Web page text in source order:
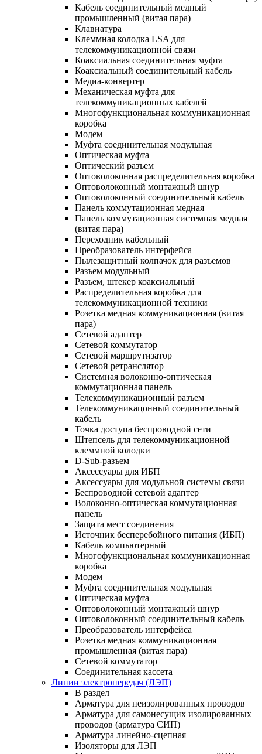
Кабель соединительный медный
промышленный (витая пара)
Клавиатура
Клеммная колодка LSA для
телекоммуникационной связи
Коаксиальная соединительная муфта
Коаксиальный соединительный кабель
Медиа-конвертер
Механическая муфта для
телекоммуникационных кабелей
Многофункциональная коммуникационная
коробка
Модем
Муфта соединительная модульная
Оптическая муфта
Оптический разъем
Оптоволоконная распределительная коробка
Оптоволоконный монтажный шнур
Оптоволоконный соединительный кабель
Панель коммутационная медная
Панель коммутационная системная медная
(витая пара)
Переходник кабельный
Преобразователь интерфейса
Пылезащитный колпачок для разъемов
Разъем модульный
Разъем, штекер коаксиальный
Распределительная коробка для
телекоммуникационной техники
Розетка медная коммуникационная (витая
пара)
Сетевой адаптер
Сетевой коммутатор
Сетевой маршрутизатор
Сетевой ретранслятор
Системная волоконно-оптическая
коммутационная панель
Телекоммуникационный разъем
Телекоммуникацонный соединительный
кабель
Точка доступа беспроводной сети
Штепсель для телекоммуникационной
клеммной колодки
D-Sub-разъем
Аксессуары для ИБП
Аксессуары для модульной системы связи
Беспроводной сетевой адаптер
Волоконно-оптическая коммутационная
панель
Защита мест соединения
Источник бесперебойного питания (ИБП)
Кабель компьютерный
Многофункциональная коммуникационная
коробка
Модем
Муфта соединительная модульная
Оптическая муфта
Оптоволоконный монтажный шнур
Оптоволоконный соединительный кабель
Преобразователь интерфейса
Розетка медная коммуникационная
промышленная (витая пара)
Сетевой коммутатор
Соединительная кассета
Линии электропередач (ЛЭП)
В раздел
Арматура для неизолированных проводов
Арматура для самонесущих изолированных
проводов (арматура СИП)
Арматура линейно-сцепная
Изоляторы для ЛЭП